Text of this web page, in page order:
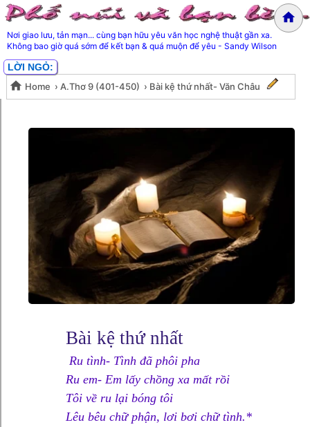
Nơi giao lưu, tản mạn... cùng bạn hữu yêu văn học nghệ thuật gần xa.
Không bao giờ quá sớm để kết bạn & quá muộn để yêu - Sandy Wilson
LỜI NGỎ:
Home › A.Thơ 9 (401-450) › Bài kệ thứ nhất- Văn Châu
Bài kệ thứ nhất
Ru tình- Tình đã phôi pha
Ru em- Em lấy chồng xa mất rồi
Tôi về ru lại bóng tôi
Lêu bêu chữ phận, lơi bơi chữ tình.*